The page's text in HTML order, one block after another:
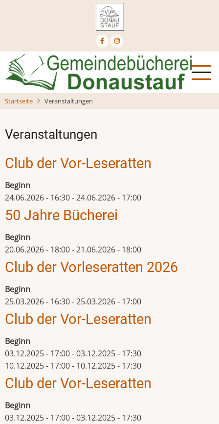
Startseite Veranstaltungen
Veranstaltungen
Club der Vor-Leseratten
Beginn
24.06.2026 - 16:30-24.06.2026 - 17:00
50 Jahre Bücherei
Beginn
20.06.2026 - 18:00-21.06.2026 - 18:00
Club der Vorleseratten 2026
Beginn
25.03.2026 - 16:30-25.03.2026 - 17:00
Club der Vor-Leseratten
Beginn
03.12.2025 - 17:00-03.12.2025 - 17:30
10.12.2025 - 17:00- 10.12.2025 - 17:30
Club der Vor-Leseratten
Beginn
03.12.2025 - 17:00-03.12.2025 - 17:30